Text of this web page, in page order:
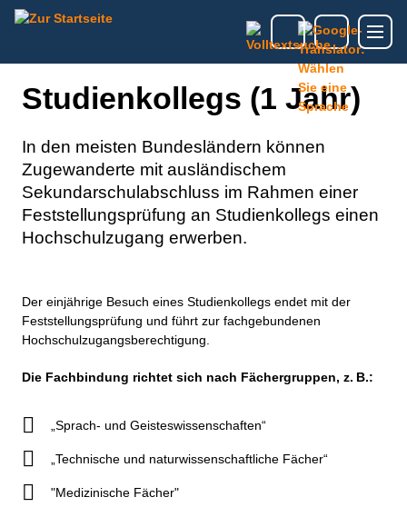
Studienkollegs (1 Jahr)
In den meisten Bundesländern können
Zugewanderte mit ausländischem
Sekundarschulabschluss im Rahmen einer
Feststellungsprüfung an Studienkollegs einen
Hochschulzugang erwerben.
Der einjährige Besuch eines Studienkollegs endet mit der
Feststellungsprüfung und führt zur fachgebundenen
Hochschulzugangsberechtigung.
Die Fachbindung richtet sich nach Fächergruppen, z. B.:
„Sprach- und Geisteswissenschaften“
„Technische und naturwissenschaftliche Fächer“
"Medizinische Fächer"